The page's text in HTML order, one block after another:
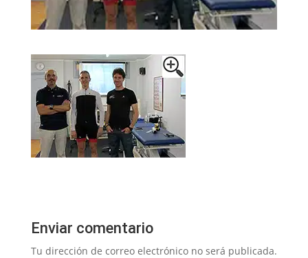
Enviar comentario
Tu dirección de correo electrónico no será publicada.